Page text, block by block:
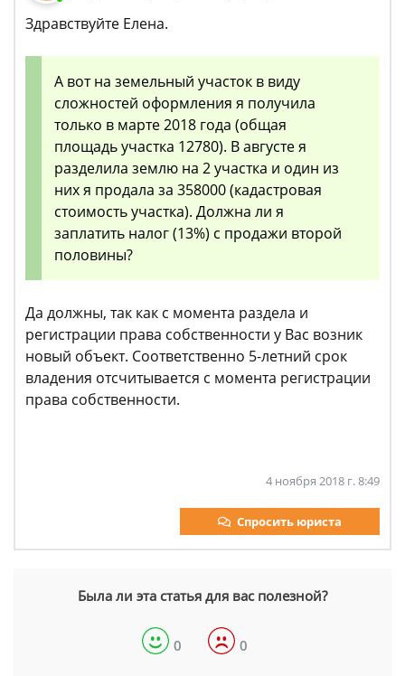
Здравствуйте Елена.
А вот на земельный участок в виду
сложностей оформления я получила
только в марте 2018 года (общая
площадь участка 12780). В августе я
разделила землю на 2 участка и один из
них я продала за 358000 (кадастровая
стоимость участка). Должна ли я
заплатить налог (13%) с продажи второй
половины?
Да должны, так как с момента раздела и
регистрации права собственности у Вас возник
новый объект. Соответственно 5-летний срок
владения отсчитывается с момента регистрации
права собственности.
4 ноября 2018 г. 8:49
Спросить юриста
Была ли эта статья для вас полезной?
0 0